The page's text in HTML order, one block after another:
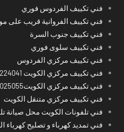
فني تكييف الفردوس فوري
فني تكييف الفروانية قريب على
فني تكييف جنوب السرة
فني تكييف سلوى فوري
فني تكييف مركزي الفردوس
فني تكييف مركزي الكويت 62224041
فني تكييف مركزي الكويت98025055
فني تكييف مركزي متنقل الكويت
فني تلفونات الكويت محل صيانة
فني تمديد كهرباء و تصليح كهرباء الكويت